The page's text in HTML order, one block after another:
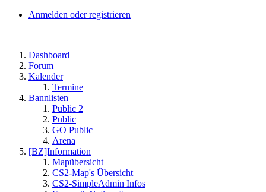
Anmelden oder registrieren
Dashboard
Forum
Kalender
Termine
Bannlisten
Public 2
Public
GO Public
Arena
[BZ]Information
Mapübersicht
CS2-Map's Übersicht
CS2-SimpleAdmin Infos